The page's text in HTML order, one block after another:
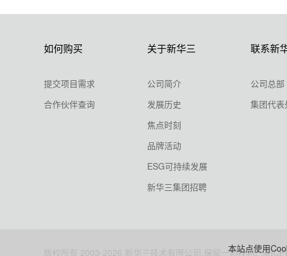
如何购买
提交项目需求
合作伙伴查询
关于新华三
公司简介
发展历史
焦点时刻
品牌活动
ESG可持续发展
新华三集团招聘
联系新
公司总部
集团代表
版权所有 2003-2026 新华三技术有限公司.保留一切权利.浙
本站点使用